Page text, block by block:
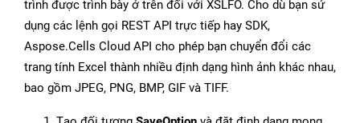
trình được trình bày ở trên đối với XSLFO. Cho dù bạn sử
dụng các lệnh gọi REST API trực tiếp hay SDK,
Aspose.Cells Cloud API cho phép bạn chuyển đổi các
trang tính Excel thành nhiều định dạng hình ảnh khác nhau,
bao gồm JPEG, PNG, BMP, GIF và TIFF.